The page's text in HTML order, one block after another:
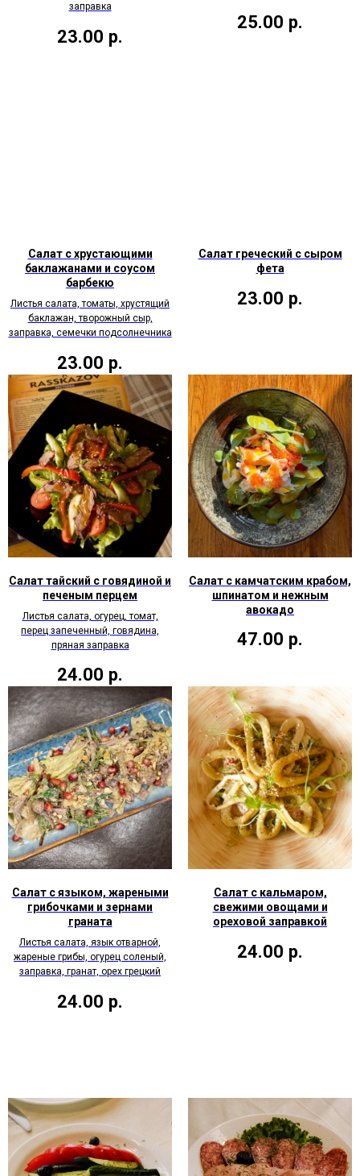
заправка
23.00 р.
25.00 р.
Салат с хрустающими
баклажанами и соусом
барбекю
Листья салата, томаты, хрустящий
баклажан, творожный сыр,
заправка, семечки подсолнечника
23.00 р.
Салат греческий с сыром
фета
23.00 р.
Салат тайский с говядиной и
печеным перцем
Листья салата, огурец, томат,
перец запеченный, говядина,
пряная заправка
24.00 р.
Салат с камчатским крабом,
шпинатом и нежным
авокадо
47.00 р.
Салат с языком, жареными
грибочками и зернами
граната
Листья салата, язык отварной,
жареные грибы, огурец соленый,
заправка, гранат, орех грецкий
24.00 р.
Салат с кальмаром,
свежими овощами и
ореховой заправкой
24.00 р.